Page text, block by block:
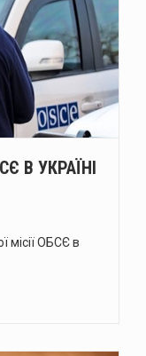
В УКРАЇНІ
місії ОБСЄ в